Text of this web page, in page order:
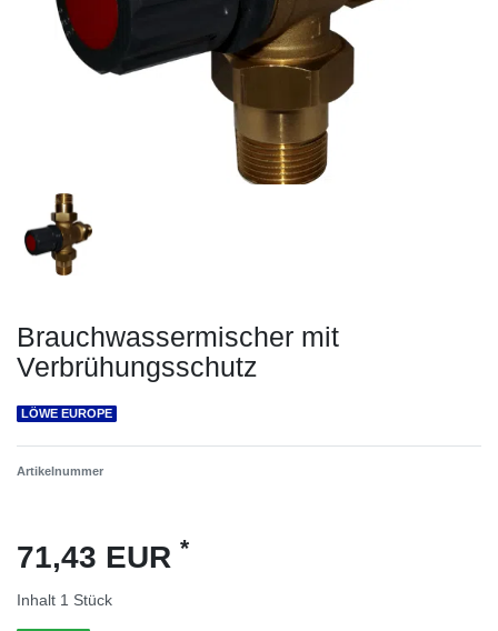
Brauchwassermischer mit
Verbrühungsschutz
LÖWE EUROPE
Artikelnummer
71,43 EUR *
Inhalt 1 Stück